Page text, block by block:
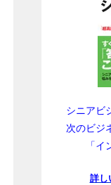
シニアビ
次のビジ
「
詳し